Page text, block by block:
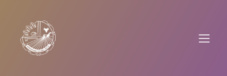
contenido